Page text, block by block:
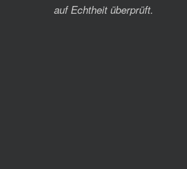
auf Echtheit überprüft.